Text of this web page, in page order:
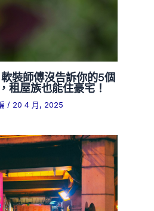
裝師傅沒告訴你的5個
租屋族也能住豪宅！
/ 20 4 月, 2025